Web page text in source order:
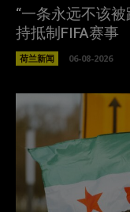
“一条永远不该
持抵制FIFA赛事
荷兰新闻 06-08-2026